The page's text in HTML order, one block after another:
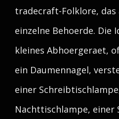
tradecraft-Folklore,
einzelne Behoerde. Die
kleines Abhoergeraet,
ein Daumennagel,
einer
Nachttischlampe, einer